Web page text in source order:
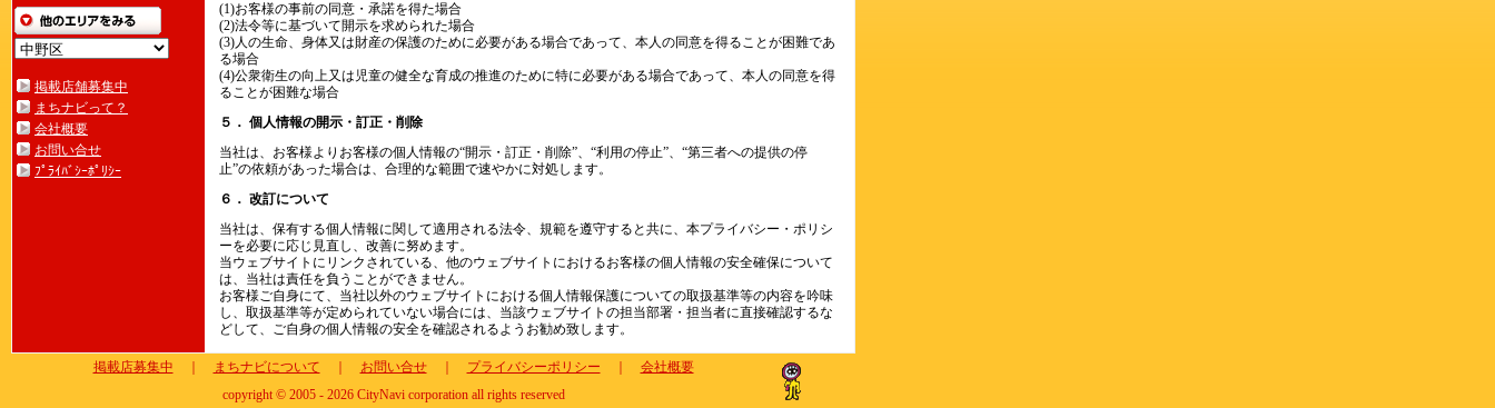
掲載店舗募集中
まちナビって？
会社概要
お問い合せ
ﾌﾟﾗｲﾊﾞｼｰﾎﾟﾘｼｰ
(1)お客様の事前の同意・承諾を得た場合
(2)法令等に基づいて開示を求められた場合
(3)人の生命、身体又は財産の保護のために必要がある場合であって、本人の同意を得ることが困難であ
る場合
(4)公衆衛生の向上又は児童の健全な育成の推進のために特に必要がある場合であって、本人の同意を得
ることが困難な場合
５． 個人情報の開示・訂正・削除
当社は、お客様よりお客様の個人情報の“開示・訂正・削除”、“利用の停止”、“第三者への提供の停
止”の依頼があった場合は、合理的な範囲で速やかに対処します。
６． 改訂について
当社は、保有する個人情報に関して適用される法令、規範を遵守すると共に、本プライバシー・ポリシ
ーを必要に応じ見直し、改善に努めます。
当ウェブサイトにリンクされている、他のウェブサイトにおけるお客様の個人情報の安全確保について
は、当社は責任を負うことができません。
お客様ご自身にて、当社以外のウェブサイトにおける個人情報保護についての取扱基準等の内容を吟味
し、取扱基準等が定められていない場合には、当該ウェブサイトの担当部署・担当者に直接確認するな
どして、ご自身の個人情報の安全を確認されるようお勧め致します。
掲載店募集中 まちナビについて お問い合せ｜ プライバシーポリシー
会社概要
copyright © 2005 - 2026 CityNavi corporation all rights reserved